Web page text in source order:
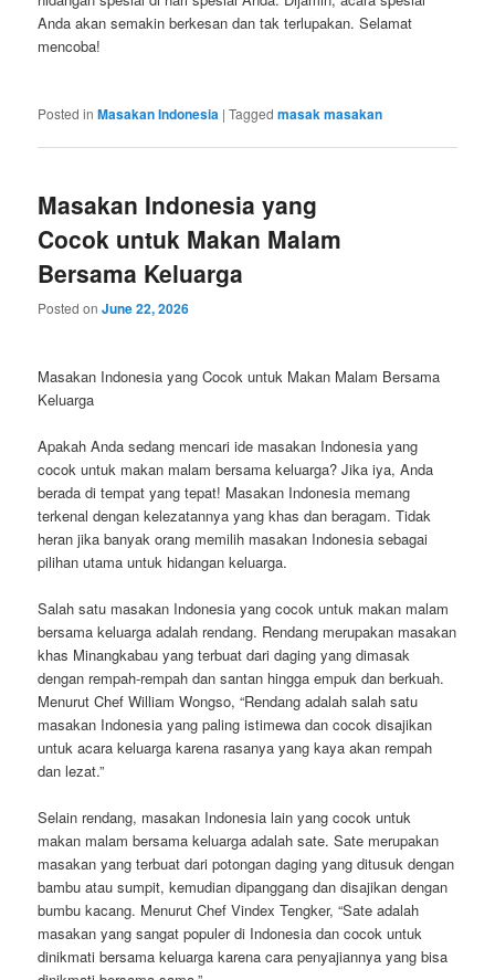
Anda akan semakin berkesan dan tak terlupakan. Selamat
mencoba!
Posted in Masakan Indonesia |Tagged masak masakan
Masakan Indonesia yang
Cocok untuk Makan Malam
Bersama Keluarga
Posted onJune 22, 2026
Masakan Indonesia yang Cocok untuk Makan Malam Bersama
Keluarga
Apakah Anda sedang mencari ide masakan Indonesia yang
cocok untuk makan malam bersama keluarga? Jika iya, Anda
berada di tempat yang tepat! Masakan Indonesia memang
terkenal dengan kelezatannya yang khas dan beragam. Tidak
heran jika banyak orang memilih masakan Indonesia sebagai
pilihan utama untuk hidangan keluarga.
Salah satu masakan Indonesia yang cocok untuk makan malam
bersama keluarga adalah rendang. Rendang merupakan masakan
khas Minangkabau yang terbuat dari daging yang dimasak
dengan rempah-rempah dan santan hingga empuk dan berkuah.
Menurut Chef William Wongso, “Rendang adalah salah satu
masakan Indonesia yang paling istimewa dan cocok disajikan
untuk acara keluarga karena rasanya yang kaya akan rempah
dan lezat.”
Selain rendang, masakan Indonesia lain yang cocok untuk
makan malam bersama keluarga adalah sate. Sate merupakan
masakan yang terbuat dari potongan daging yang ditusuk dengan
bambu atau sumpit, kemudian dipanggang dan disajikan dengan
bumbu kacang. Menurut Chef Vindex Tengker, “Sate adalah
masakan yang sangat populer di Indonesia dan cocok untuk
dinikmati bersama keluarga karena cara penyajiannya yang bisa